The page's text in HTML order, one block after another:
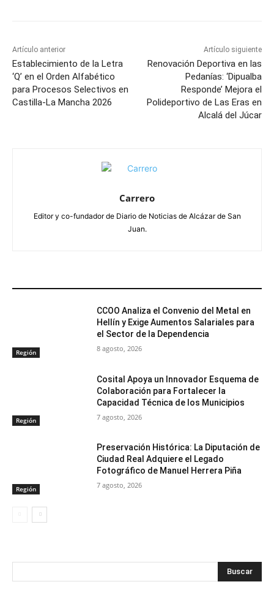
Artículo anterior
Establecimiento de la Letra
‘Q’ en el Orden Alfabético
para Procesos Selectivos en
Castilla-La Mancha 2026
Artículo siguiente
Renovación Deportiva en las
Pedanías: ‘Dipualba
Responde’ Mejora el
Polideportivo de Las Eras en
Alcalá del Júcar
Carrero
Editor y co-fundador de Diario de Noticias de Alcázar de San
Juan.
Región
CCOO Analiza el Convenio del Metal en
Hellín y Exige Aumentos Salariales para
el Sector de la Dependencia
8 agosto, 2026
Región
Cosital Apoya un Innovador Esquema de
Colaboración para Fortalecer la
Capacidad Técnica de los Municipios
7 agosto, 2026
Región
Preservación Histórica: La Diputación de
Ciudad Real Adquiere el Legado
Fotográfico de Manuel Herrera Piña
7 agosto, 2026
Buscar